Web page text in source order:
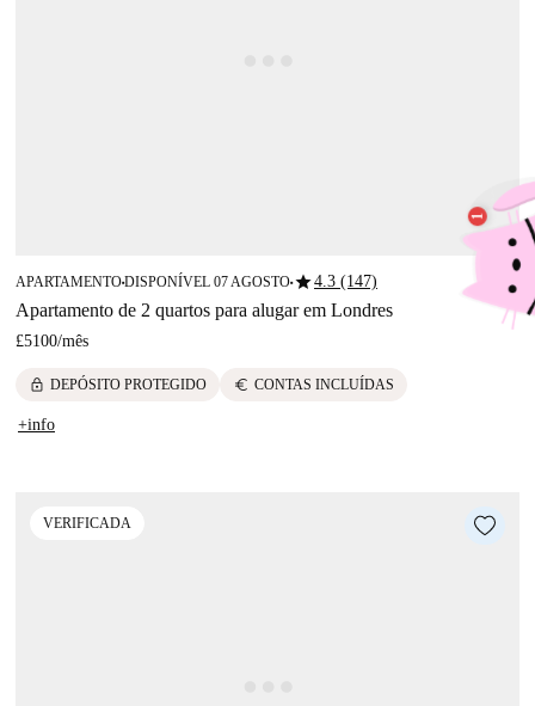
APARTAMENTO■DISPONÍVEL 07 AGOSTO■star4.3 (147)
Apartamento de 2 quartos para alugar em Londres
£5100/mês
lock DEPÓSITO PROTEGIDO euro CONTAS INCLUÍDAS
+info
VERIFICADA